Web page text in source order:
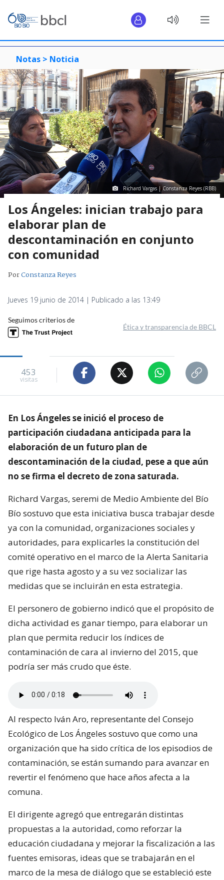
Notas > Noticia
Richard Vargas | Constanza Reyes (RBB)
Los Ángeles: inician trabajo para
elaborar plan de
descontaminación en conjunto
con comunidad
PorConstanza Reyes
Jueves 19 junio de 2014 | Publicado a las 13:49
Seguimos criterios de
Ética y transparencia de BBCL
453
visitas
En Los Ángeles se inició el proceso de
participación ciudadana anticipada para la
elaboración de un futuro plan de
descontaminación de la ciudad, pese a que aún
no se firma el decreto de zona saturada.
Richard Vargas, seremi de Medio Ambiente del Bío
Bío sostuvo que esta iniciativa busca trabajar desde
ya con la comunidad, organizaciones sociales y
autoridades, para explicarles la constitución del
comité operativo en el marco de la Alerta Sanitaria
que rige hasta agosto y a su vez socializar las
medidas que se incluirán en esta estrategia.
El personero de gobierno indicó que el propósito de
dicha actividad es ganar tiempo, para elaborar un
plan que permita reducir los índices de
contaminación de cara al invierno del 2015, que
podría ser más crudo que éste.
Al respecto Iván Aro, representante del Consejo
Ecológico de Los Ángeles sostuvo que como una
organización que ha sido crítica de los episodios de
contaminación, se están sumando para avanzar en
revertir el fenómeno que hace años afecta a la
comuna.
El dirigente agregó que entregarán distintas
propuestas a la autoridad, como reforzar la
educación ciudadana y mejorar la fiscalización a las
fuentes emisoras, ideas que se trabajarán en el
marco de la mesa de diálogo que se estableció este